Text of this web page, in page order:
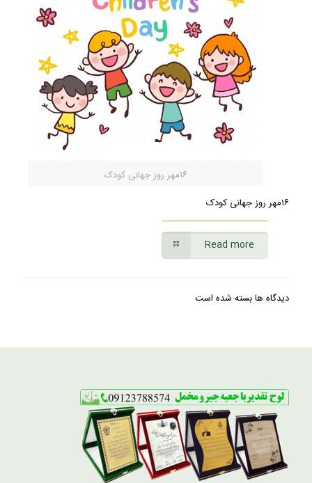
۱۶مهر روز جهانی کودک
۱۶مهر روز جهانی کودک
Read more
دیدگاه ها بسته شده است